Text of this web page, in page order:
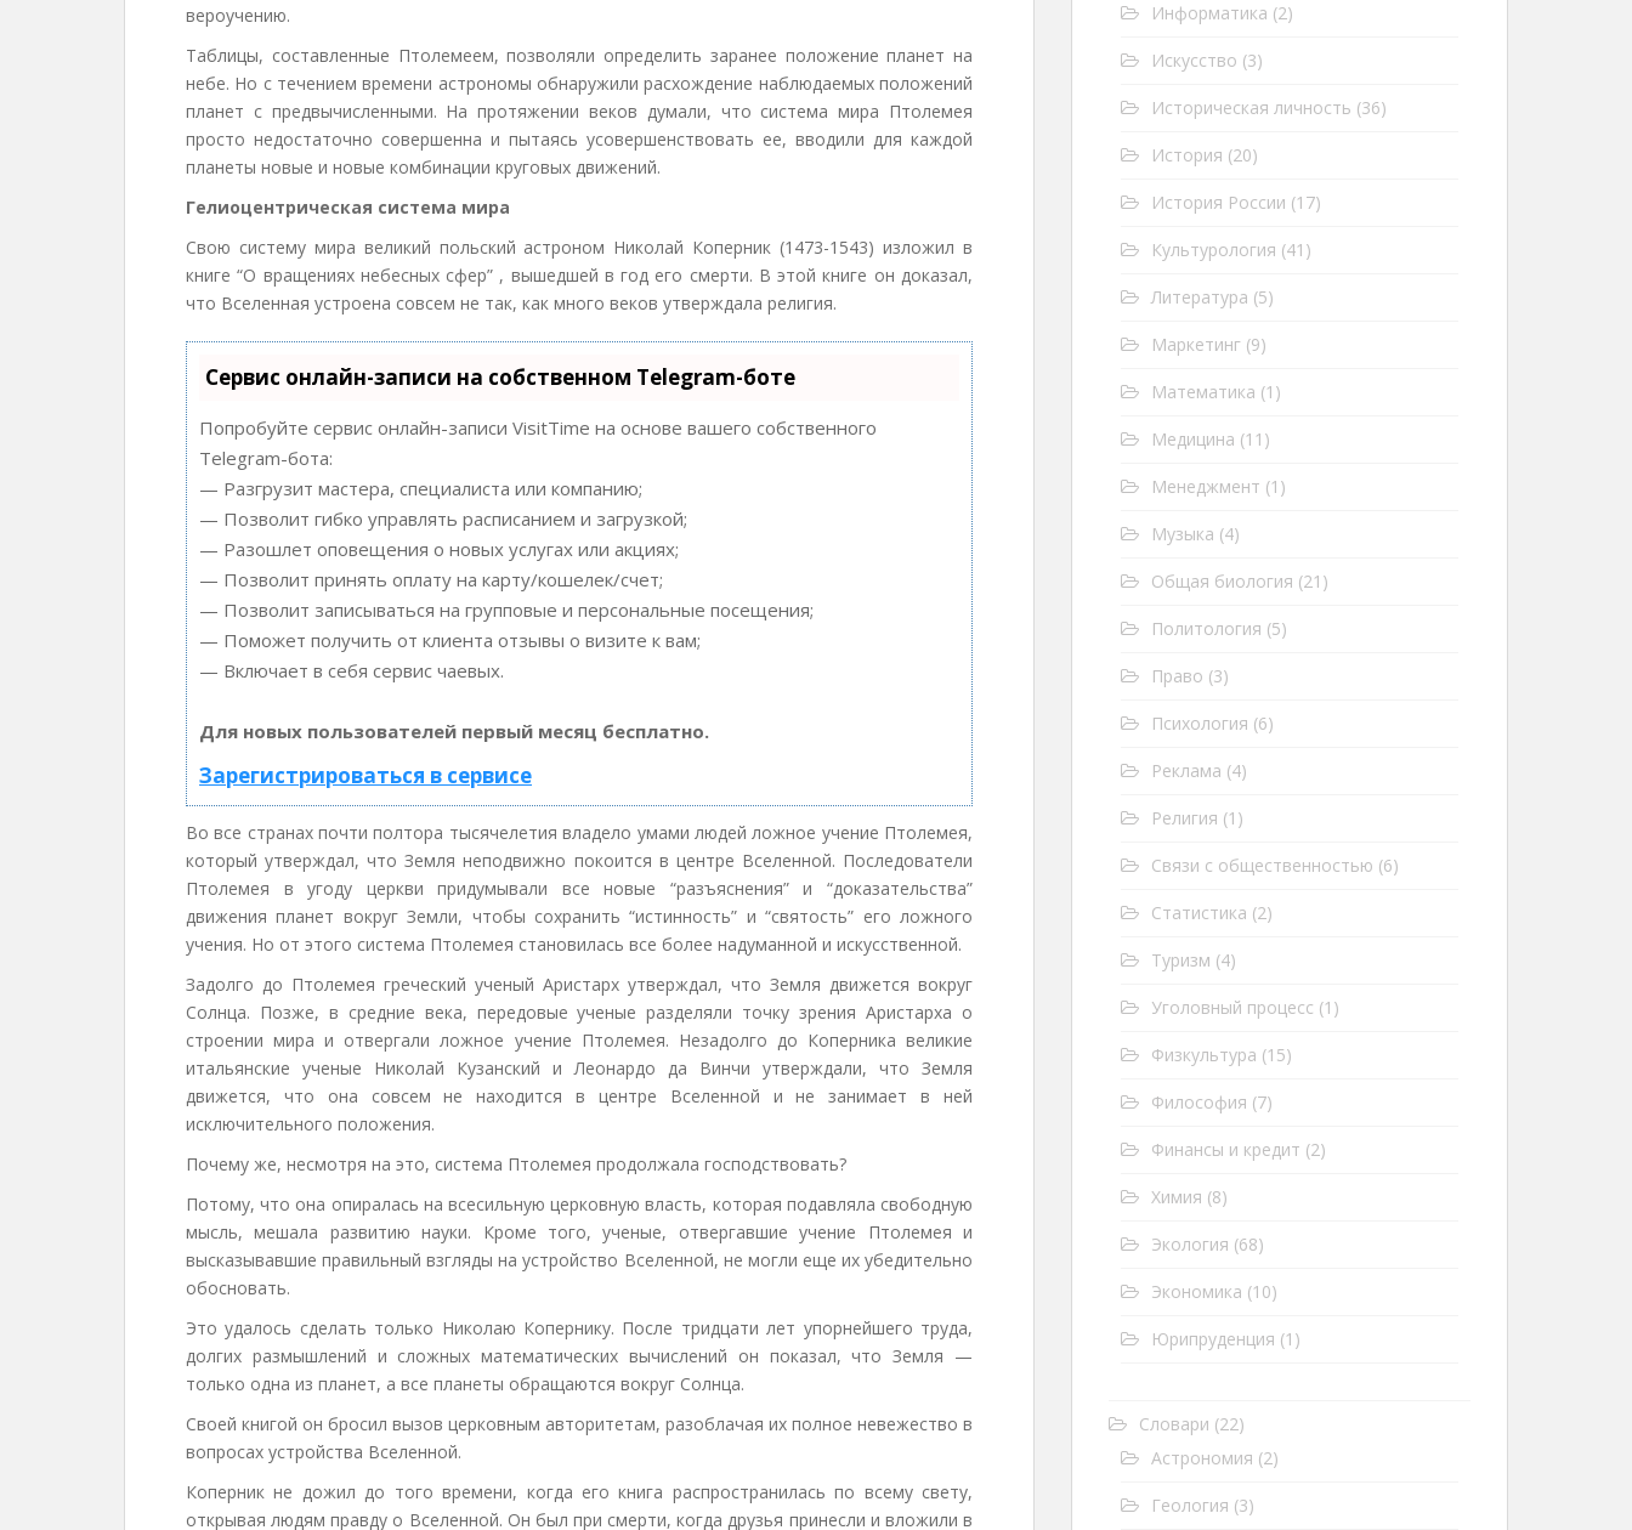
вероучению.
Таблицы, составленные Птолемеем, позволяли определить заранее положение планет на
небе. Но с течением времени астрономы обнаружили расхождение наблюдаемых положений
планет с предвычисленными. На протяжении веков думали, что система мира Птолемея
просто недостаточно совершенна и пытаясь усовершенствовать ее, вводили для каждой
планеты новые и новые комбинации круговых движений.
Гелиоцентрическая система мира
Свою систему мира великий польский астроном Николай Коперник (1473-1543) изложил в
книге “О вращениях небесных сфер” , вышедшей в год его смерти. В этой книге он доказал,
что Вселенная устроена совсем не так, как много веков утверждала религия.
Сервис онлайн-записи на собственном Telegram-боте
Попробуйте сервис онлайн-записи VisitTime на основе вашего собственного
Telegram-бота:
— Разгрузит мастера, специалиста или компанию;
— Позволит гибко управлять расписанием и загрузкой;
— Разошлет оповещения о новых услугах или акциях;
— Позволит принять оплату на карту/кошелек/счет;
— Позволит записываться на групповые и персональные посещения;
— Поможет получить от клиента отзывы о визите к вам;
— Включает в себя сервис чаевых.
Для новых пользователей первый месяц бесплатно.
Зарегистрироваться в сервисе
Во все странах почти полтора тысячелетия владело умами людей ложное учение Птолемея,
который утверждал, что Земля неподвижно покоится в центре Вселенной. Последователи
Птолемея в угоду церкви придумывали все новые “разъяснения” и “доказательства”
движения планет вокруг Земли, чтобы сохранить “истинность” и “святость” его ложного
учения. Но от этого система Птолемея становилась все более надуманной и искусственной.
Задолго до Птолемея греческий ученый Аристарх утверждал, что Земля движется вокруг
Солнца. Позже, в средние века, передовые ученые разделяли точку зрения Аристарха о
строении мира и отвергали ложное учение Птолемея. Незадолго до Коперника великие
итальянские ученые Николай Кузанский и Леонардо да Винчи утверждали, что Земля
движется, что она совсем не находится в центре Вселенной и не занимает в ней
исключительного положения.
Почему же, несмотря на это, система Птолемея продолжала господствовать?
Потому, что она опиралась на всесильную церковную власть, которая подавляла свободную
мысль, мешала развитию науки. Кроме того, ученые, отвергавшие учение Птолемея и
высказывавшие правильный взгляды на устройство Вселенной, не могли еще их убедительно
обосновать.
Это удалось сделать только Николаю Копернику. После тридцати лет упорнейшего труда,
долгих размышлений и сложных математических вычислений он показал, что Земля —
только одна из планет, а все планеты обращаются вокруг Солнца.
Своей книгой он бросил вызов церковным авторитетам, разоблачая их полное невежество в
вопросах устройства Вселенной.
Коперник не дожил до того времени, когда его книга распространилась по всему свету,
открывая людям правду о Вселенной. Он был при смерти, когда друзья принесли и вложили в
Информатика (2)
Искусство (3)
Историческая личность (36)
История (20)
История России (17)
Культурология (41)
Литература (5)
Маркетинг (9)
Математика (1)
Медицина (11)
Менеджмент (1)
Музыка (4)
Общая биология (21)
Политология (5)
Право (3)
Психология (6)
Реклама (4)
Религия (1)
Связи с общественностью (6)
Статистика (2)
Туризм (4)
Уголовный процесс (1)
Физкультура (15)
Философия (7)
Финансы и кредит (2)
Химия (8)
Экология (68)
Экономика (10)
Юрипруденция (1)
Словари (22)
Астрономия (2)
Геология (3)